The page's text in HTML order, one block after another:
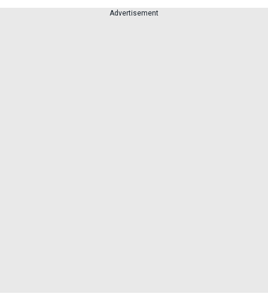
Advertisement